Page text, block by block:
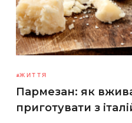
ЖИТТЯ
Пармезан: як
приготувати з